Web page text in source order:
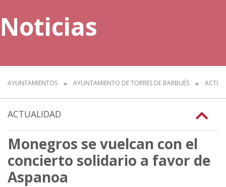
Noticias
AYUNTAMIENTOS AYUNTAMIENTO DE TORRES DE BARBUÉS
ACTUALIDAD
Monegros se vuelcan con el
concierto solidario a favor de
Aspanoa